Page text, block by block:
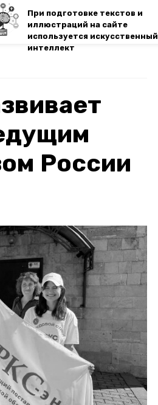
При подготовке текстов и
иллюстраций на сайте
используется искусственный
интеллект
России